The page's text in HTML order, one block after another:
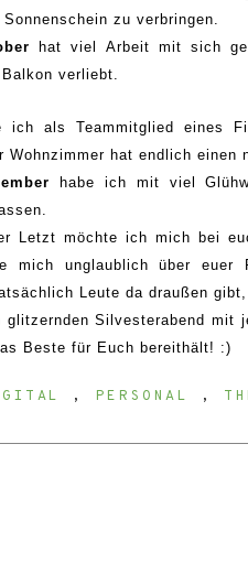
zu verbringen
hat viel Arbeit mit sich
verliebt.
ich als Teammitglied eines
Wohnzimmer hat endlich einen
habe ich mit viel
n
Letzt möchte ich mich bei
mich unglaublich über
Leute da draußen
glitzernden Silvesterabend mit
Beste für Euch bereithält! :)
, PERSONAL ,